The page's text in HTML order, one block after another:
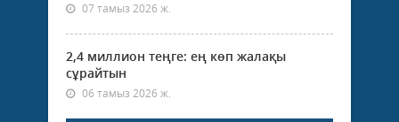
07 тамыз 2026 ж.
2,4 миллион теңге: ең көп жалақы
сұрайтын
06 тамыз 2026 ж.